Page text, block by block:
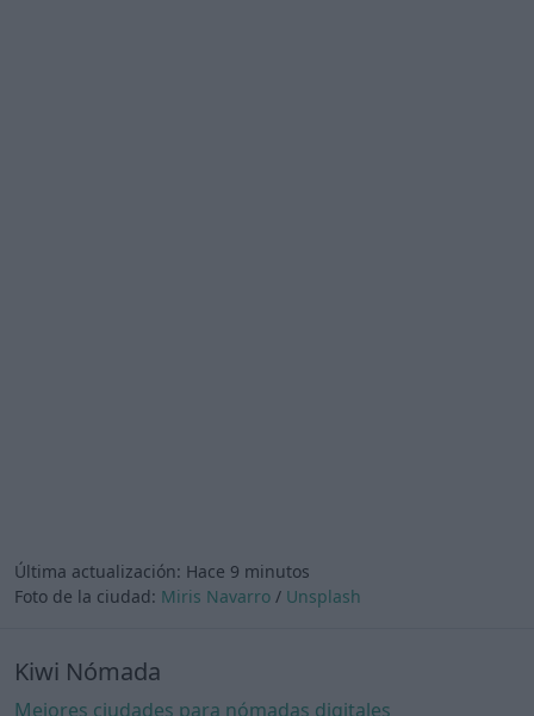
Última actualización: Hace 9 minutos
Foto de la ciudad: Miris Navarro / Unsplash
Kiwi Nómada
Mejores ciudades para nómadas digitales